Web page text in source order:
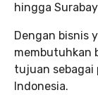
hingga
Dengan bisnis
membutuhkan
tujuan sebagai
Indonesia.